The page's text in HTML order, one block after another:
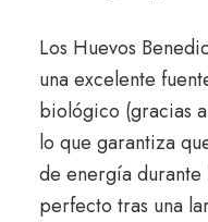
Los Huevos
una excelente
biológico (gracias
lo que garantiza
de energía
perfecto tras una